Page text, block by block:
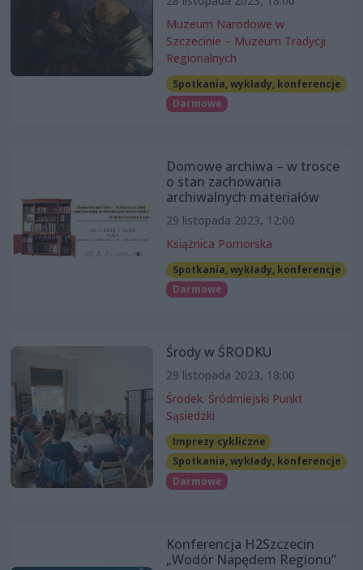
Muzeum Narodowe w
Szczecinie – Muzeum Tradycji
Regionalnych
Spotkania, wykłady, konferencje
Darmowe
Domowe archiwa – w trosce
o stan zachowania
archiwalnych materiałów
29 listopada 2023, 12:00
Książnica Pomorska
Spotkania, wykłady, konferencje
Darmowe
Środy w ŚRODKU
29 listopada 2023, 18:00
Środek. Śródmiejski Punkt
Sąsiedzki
Imprezy cykliczne
Spotkania, wykłady, konferencje
Darmowe
Konferencja H2Szczecin
„Wodór Napędem Regionu”